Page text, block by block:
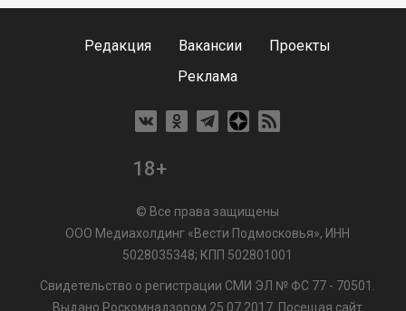
Редакция Вакансии
Проекты
Реклама
18+
© Все права защищены
ООО Медиахолдинг «Вести Подмосковья», ИНН
5028035348; КПП 502801001
Свидетельство о регистрации СМИ ЭЛ № ФС 77 - 70501.
Выдано Роскомнадзором 25.07.2017. Посещая сайт